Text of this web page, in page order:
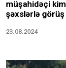
müşahidəçi
şəxslərlə
23.08.2024